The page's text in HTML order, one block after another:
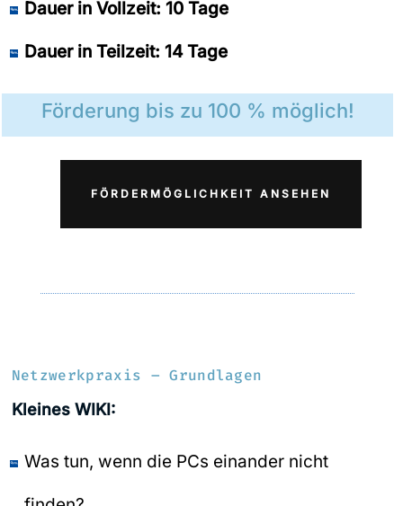
Dauer in Vollzeit: 10 Tage
Dauer in Teilzeit: 14 Tage
Förderung bis zu 100 % möglich!
FÖRDERMÖGLICHKEIT ANSEHEN
Netzwerkpraxis – Grundlagen
Kleines WIKI:
Was tun, wenn die PCs einander nicht